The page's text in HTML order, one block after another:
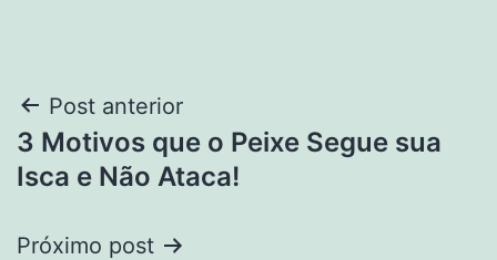
Navegação
de
Post anterior
3 Motivos que o Peixe Segue sua
Isca e Não Ataca!
Próximo post